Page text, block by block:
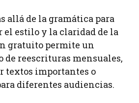
allá de la gramática para
el estilo y la claridad de la
gratuito permite un
reescrituras mensuales,
textos importantes o
diferentes audiencias.